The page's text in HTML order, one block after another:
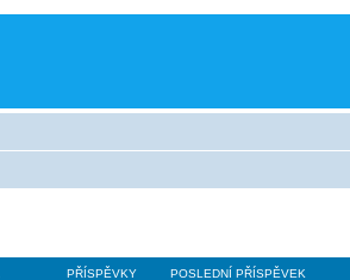
PŘÍSPĚVKY POSLEDNÍ PŘÍSPĚVEK